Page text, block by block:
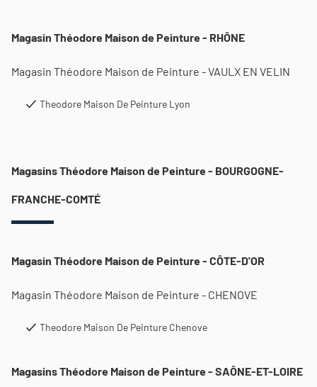
Magasin Théodore Maison de Peinture - RHÔNE
Magasin Théodore Maison de Peinture - VAULX EN VELIN
Theodore Maison De Peinture Lyon
Magasins Théodore Maison de Peinture - BOURGOGNE-
FRANCHE-COMTÉ
Magasin Théodore Maison de Peinture - CÔTE-D'OR
Magasin Théodore Maison de Peinture - CHENOVE
Theodore Maison De Peinture Chenove
Magasins Théodore Maison de Peinture - SAÔNE-ET-LOIRE